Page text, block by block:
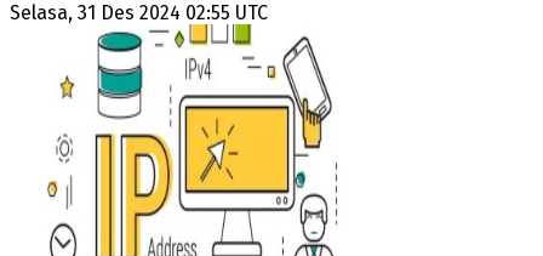
Selasa, 31 Des 2024 02:55 UTC